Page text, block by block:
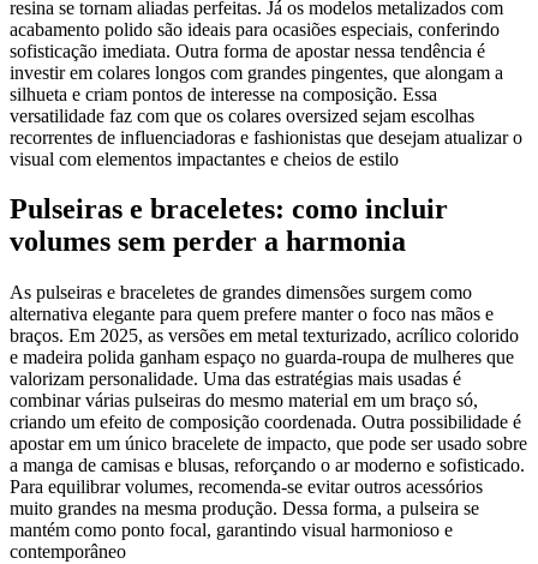
resina se tornam aliadas perfeitas. Já os modelos metalizados com
acabamento polido são ideais para ocasiões especiais, conferindo
sofisticação imediata. Outra forma de apostar nessa tendência é
investir em colares longos com grandes pingentes, que alongam a
silhueta e criam pontos de interesse na composição. Essa
versatilidade faz com que os colares oversized sejam escolhas
recorrentes de influenciadoras e fashionistas que desejam atualizar o
visual com elementos impactantes e cheios de estilo
Pulseiras e braceletes: como incluir
volumes sem perder a harmonia
As pulseiras e braceletes de grandes dimensões surgem como
alternativa elegante para quem prefere manter o foco nas mãos e
braços. Em 2025, as versões em metal texturizado, acrílico colorido
e madeira polida ganham espaço no guarda-roupa de mulheres que
valorizam personalidade. Uma das estratégias mais usadas é
combinar várias pulseiras do mesmo material em um braço só,
criando um efeito de composição coordenada. Outra possibilidade é
apostar em um único bracelete de impacto, que pode ser usado sobre
a manga de camisas e blusas, reforçando o ar moderno e sofisticado.
Para equilibrar volumes, recomenda-se evitar outros acessórios
muito grandes na mesma produção. Dessa forma, a pulseira se
mantém como ponto focal, garantindo visual harmonioso e
contemporâneo